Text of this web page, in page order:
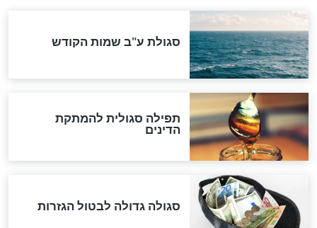
לכל המאמרים
אחרית הימים
האם אפשר לחשב את הקץ?